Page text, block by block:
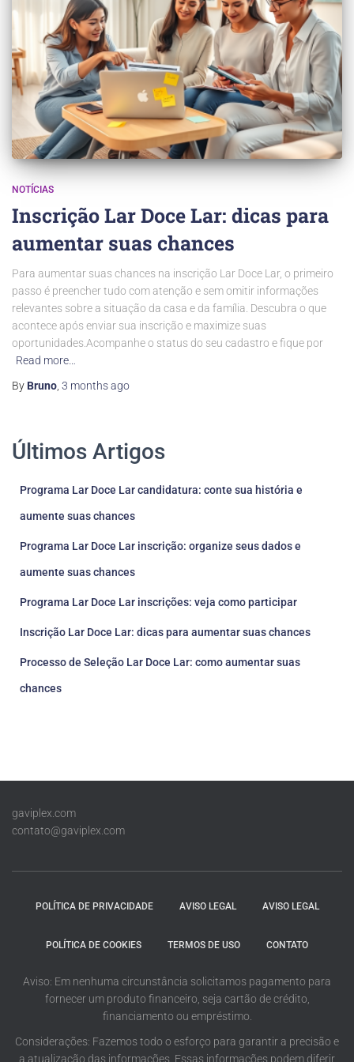
NOTÍCIAS
Inscrição Lar Doce Lar: dicas para
aumentar suas chances
Para aumentar suas chances na inscrição Lar Doce Lar, o primeiro
passo é preencher tudo com atenção e sem omitir informações
relevantes sobre a situação da casa e da família. Descubra o que
acontece após enviar sua inscrição e maximize suas
oportunidades.Acompanhe o status do seu cadastro e fique por
Read more…
By Bruno 3 monthsago
Últimos Artigos
Programa Lar Doce Lar candidatura: conte sua história e
aumente suas chances
Programa Lar Doce Lar inscrição: organize seus dados e
aumente suas chances
Programa Lar Doce Lar inscrições: veja como participar
Inscrição Lar Doce Lar: dicas para aumentar suas chances
Processo de Seleção Lar Doce Lar: como aumentar suas
chances
gaviplex.com
contato@gaviplex.com
POLÍTICA DE PRIVACIDADE AVISO LEGAL AVISO LEGAL
POLÍTICA DE COOKIES TERMOS DE USO CONTATO
Aviso: Em nenhuma circunstância solicitamos pagamento para
fornecer um produto financeiro, seja cartão de crédito,
financiamento ou empréstimo.
Considerações: Fazemos todo o esforço para garantir a precisão e
a atualização das informações. Essas informações podem diferir